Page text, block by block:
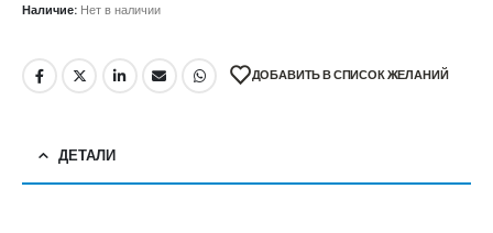
Наличие: Нет в наличии
ДОБАВИТЬ В СПИСОК ЖЕЛАНИЙ
ДЕТАЛИ